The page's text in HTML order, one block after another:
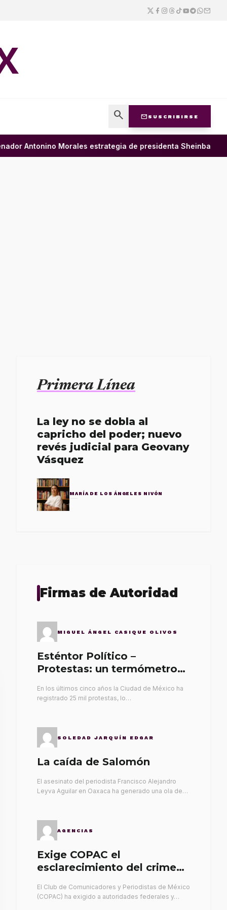
search mail SUSCRIBIRSE
Antonino Morales estrategia de presidenta Sheinbaum
Primera Línea
La ley no se dobla al
capricho del poder; nuevo
revés judicial para Geovany
Vásquez
MARÍA DE LOS ÁNGELES NIVÓN
Firmas de Autoridad
MIGUEL ÁNGEL CASIQUE OLIVOS
Esténtor Político –
Protestas: un termómetro
En los últimos cinco años la Ciudad de México ha
registrado 25 mil protestas, lo…
SOLEDAD JARQUÍN EDGAR
La caída de Salomón
El asesinato del periodista Francisco Alejandro
Leyva Aguilar en Oaxaca ha generado una ola de…
AGENCIAS
Exige COPAC el
esclarecimiento del crimen
El Club de Comunicadores y Periodistas de México
(COPAC) ha exigido a autoridades federales y…